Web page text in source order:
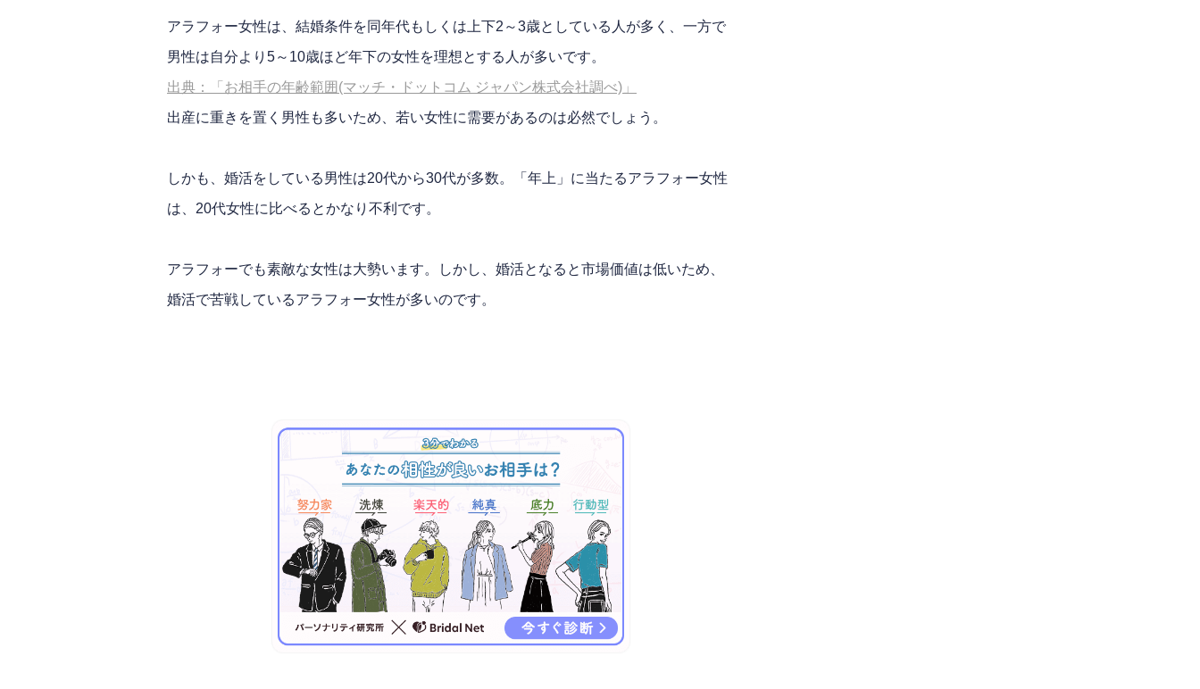
アラフォー女性は、結婚条件を同年代もしくは上下2～3歳としている人が多く、一方で
男性は自分より5～10歳ほど年下の女性を理想とする人が多いです。
出典：「お相手の年齢範囲(マッチ・ドットコム ジャパン株式会社調べ)」
出産に重きを置く男性も多いため、若い女性に需要があるのは必然でしょう。
しかも、婚活をしている男性は20代から30代が多数。「年上」に当たるアラフォー女性
は、20代女性に比べるとかなり不利です。
アラフォーでも素敵な女性は大勢います。しかし、婚活となると市場価値は低いため、
婚活で苦戦しているアラフォー女性が多いのです。